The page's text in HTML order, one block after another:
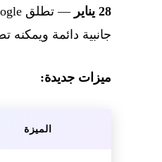
28 يناير
جانبية دائمة ويمكنه
ميزات جديدة:
الميزة